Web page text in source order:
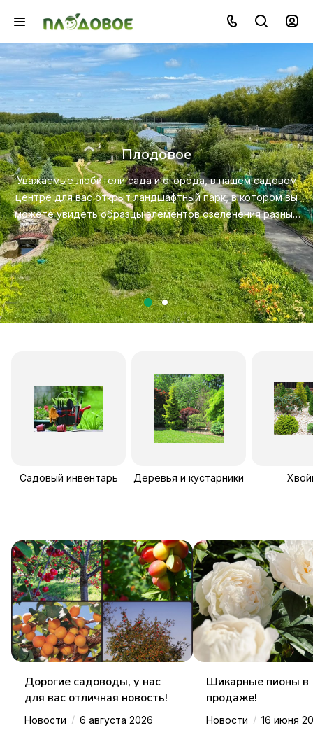
вы
Озеленение
Создайте красивую и экологичную среду с
профессионального ландшафтного дизайна,
ухода за растениями.
Посмотреть услугу
Садовый инвентарь Деревья и кустарники
Дорогие садоводы, у нас
для вас отличная новость!
Новости / 6 августа 2026
Шикарные пионы в
продаже!
Новости / 16 июня